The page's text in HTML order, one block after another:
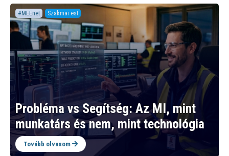
#MEEnet Szakmai est
Probléma vs Segítség: Az MI, mint
munkatárs és nem, mint technológia
Tovább olvasom